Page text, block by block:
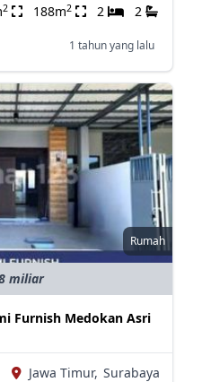
2 188m2 2 2
1 tahun yang lalu
Rumah
miliar
Furnish Medokan Asri
Jawa Timur, Surabaya